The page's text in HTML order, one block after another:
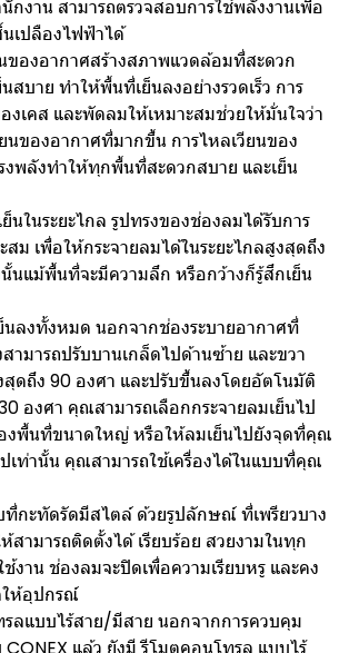
กงาน สามารถตรวจสอบการใช้พลังงานเพื่อ
เปลืองไฟฟ้าได้
ของอากาศสร้างสภาพแวดล้อมที่สะดวก
สบาย ทำให้พื้นที่เย็นลงอย่างรวดเร็ว การ
งเคส และพัดลมให้เหมาะสมช่วยให้มั่นใจว่า
นของอากาศที่มากขึ้น การไหลเวียนของ
พลังทำให้ทุกพื้นที่สะดวกสบาย และเย็น
นในระยะไกล รูปทรงของช่องลมได้รับการ
สม เพื่อให้กระจายลมได้ในระยะไกลสูงสุดถึง
นั้นแม้พื้นที่จะมีความลึก หรือกว้างก็รู้สึกเย็น
ลงทั้งหมด นอกจากช่องระบายอากาศที่
ามารถปรับบานเกล็ดไปด้านซ้าย และขวา
ดถึง 90 องศา และปรับขึ้นลงโดยอัตโนมัติ
องศา คุณสามารถเลือกกระจายลมเย็นไป
งพื้นที่ขนาดใหญ่ หรือให้ลมเย็นไปยังจุดที่คุณ
เท่านั้น คุณสามารถใช้เครื่องได้ในแบบที่คุณ
กะทัดรัดมีสไตล์ ด้วยรูปลักษณ์ ที่เพรียวบาง
สามารถติดตั้งได้ เรียบร้อย สวยงามในทุก
งาน ช่องลมจะปิดเพื่อความเรียบหรู และคง
ให้อุปกรณ์
ลแบบไร้สาย/มีสาย นอกจากการควบคุม